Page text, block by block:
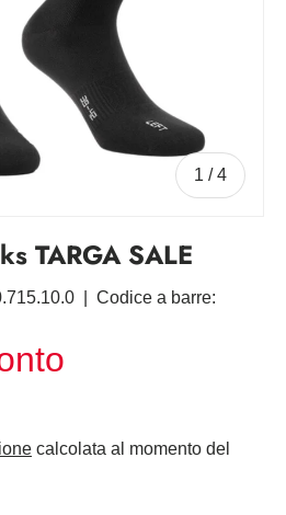
1 /di
4
TARGA SALE
Codice a barre:
calcolata al momento del